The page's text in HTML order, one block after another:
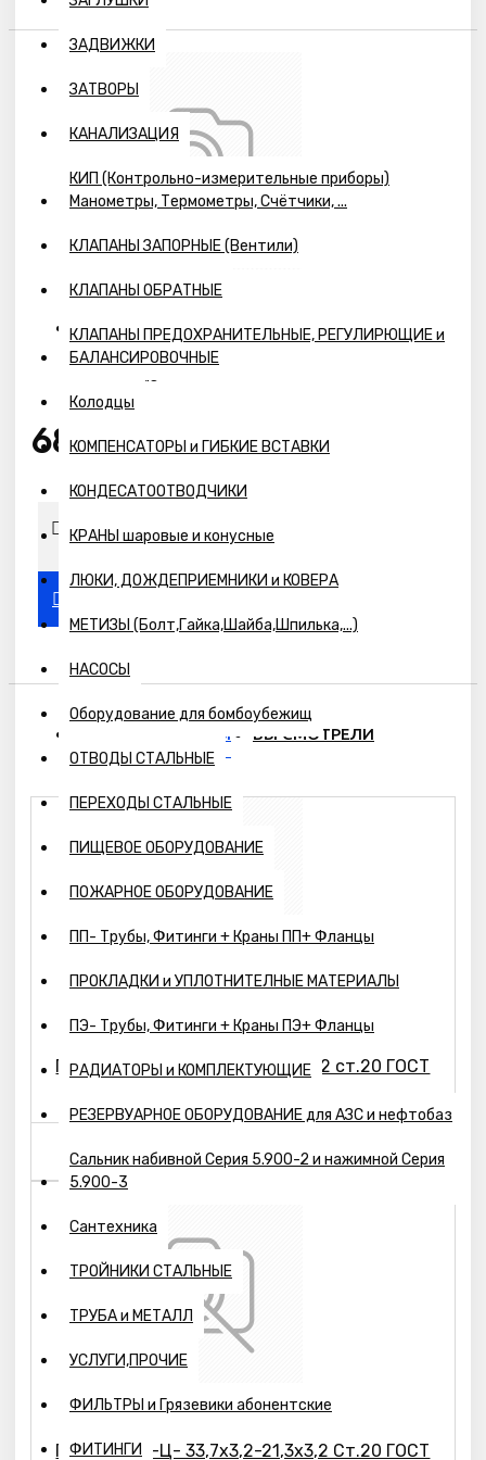
ЗАДВИЖКИ
ЗАТВОРЫ
КАНАЛИЗАЦИЯ
КИП (Контрольно-измерительные приборы)
Манометры, Термометры, Счётчики, ...
КЛАПАНЫ ЗАПОРНЫЕ (Вентили)
КЛАПАНЫ ОБРАТНЫЕ
КЛАПАНЫ ПРЕДОХРАНИТЕЛЬНЫЕ, РЕГУЛИРЮЩИЕ и
БАЛАНСИРОВОЧНЫЕ
Колодцы
КОМПЕНСАТОРЫ и ГИБКИЕ ВСТАВКИ
КОНДЕСАТООТВОДЧИКИ
КРАНЫ шаровые и конусные
ЛЮКИ, ДОЖДЕПРИЕМНИКИ и КОВЕРА
МЕТИЗЫ (Болт,Гайка,Шайба,Шпилька,...)
НАСОСЫ
Оборудование для бомбоубежищ
ОТВОДЫ СТАЛЬНЫЕ
ПЕРЕХОДЫ СТАЛЬНЫЕ
ПИЩЕВОЕ ОБОРУДОВАНИЕ
ПОЖАРНОЕ ОБОРУДОВАНИЕ
ПП- Трубы, Фитинги + Краны ПП+ Фланцы
ПРОКЛАДКИ и УПЛОТНИТЕЛНЫЕ МАТЕРИАЛЫ
ПЭ- Трубы, Фитинги + Краны ПЭ+ Фланцы
РАДИАТОРЫ и КОМПЛЕКТУЮЩИЕ
РЕЗЕРВУАРНОЕ ОБОРУДОВАНИЕ для АЗС и нефтобаз
Сальник набивной Серия 5.900-2 и нажимной Серия
5.900-3
Сантехника
ТРОЙНИКИ СТАЛЬНЫЕ
ТРУБА и МЕТАЛЛ
УСЛУГИ,ПРОЧИЕ
ФИЛЬТРЫ и Грязевики абонентские
ФИТИНГИ
Наличие:
Предзаказ
684р.
ПОХОЖИЕ ТОВАРЫ ВЫ СМОТРЕЛИ
Переход К1-Ц- 26,9х3,2-21,3х3,2 ст.20 ГОСТ
Переход К1-Ц- 33,7х3,2-21,3х3,2 Ст.20 ГОСТ